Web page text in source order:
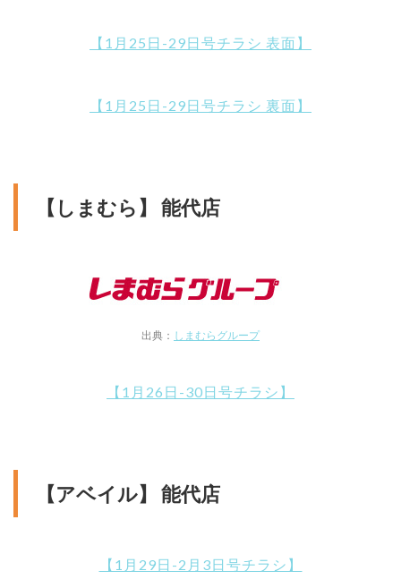
【1月25日-29日号チラシ 表面】
【1月25日-29日号チラシ 裏面】
【しまむら】 能代店
出典： しまむらグループ
【1月26日-30日号チラシ】
【アベイル】 能代店
【1月29日-2月3日号チラシ】